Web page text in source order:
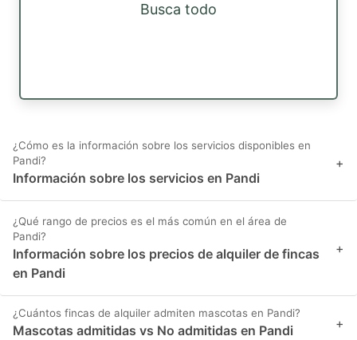
Busca todo
¿Cómo es la información sobre los servicios disponibles en
Pandi?
Información sobre los servicios en Pandi
+
¿Qué rango de precios es el más común en el área de
Pandi?
Información sobre los precios de alquiler de fincas
en Pandi
+
¿Cuántos fincas de alquiler admiten mascotas en Pandi?
Mascotas admitidas vs No admitidas en Pandi +